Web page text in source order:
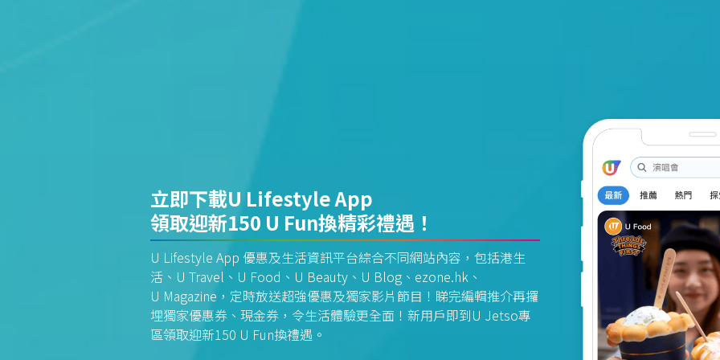
立即下載U Lifestyle App
領取迎新150 U Fun換精彩禮遇！
U Lifestyle App 優惠及生活資訊平台綜合不同網站內容，包括港生
活、U Travel、U Food、U Beauty、U Blog、ezone.hk、
U Magazine，定時放送超強優惠及獨家影片節目！睇完編輯推介再攞
埋獨家優惠券、現金券，令生活體驗更全面！新用戶即到U Jetso專
區領取迎新150 U Fun換禮遇。